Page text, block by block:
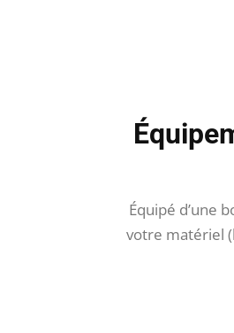
Équipé d’une
votre matériel